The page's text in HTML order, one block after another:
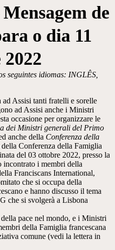
de
o dia 11
seguintes idiomas: INGLÊS,
ad Assisi tanti fratelli e sorelle
ad Assisi anche i Ministri
occasione per organizzare le
dei Ministri generali del Primo
anche della Conferenza della
Conferenza della Famiglia
del 03 ottobre 2022, presso la
incontrato i membri della
Franciscans International,
che si occupa della
e hanno discusso il tema
che si svolgerà a Lisbona
pace nel mondo, e i Ministri
della Famiglia francescana
comune (vedi la lettera in